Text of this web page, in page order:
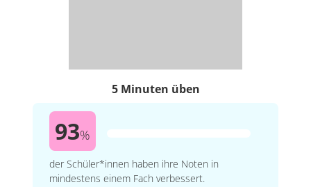
5 Minuten üben
93%
der Schüler*innen haben ihre Noten in
mindestens einem Fach verbessert.